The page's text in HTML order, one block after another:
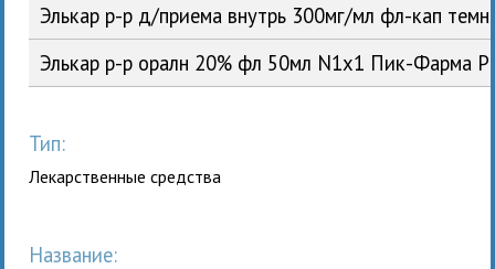
Элькар р-р д/приема внутрь 300мг/мл фл-кап
Элькар р-р оралн 20% фл 50мл N1x1 Пик-Фарма
Тип:
Лекарственные средства
Название: